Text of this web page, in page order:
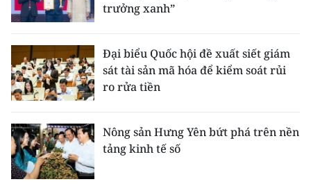
trưởng xanh”
Đại biểu Quốc hội đề xuất siết giám
sát tài sản mã hóa để kiểm soát rủi
ro rửa tiền
Nông sản Hưng Yên bứt phá trên nền
tảng kinh tế số